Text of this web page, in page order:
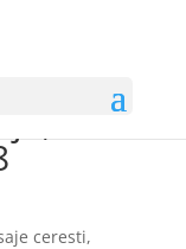
la
ceresti,